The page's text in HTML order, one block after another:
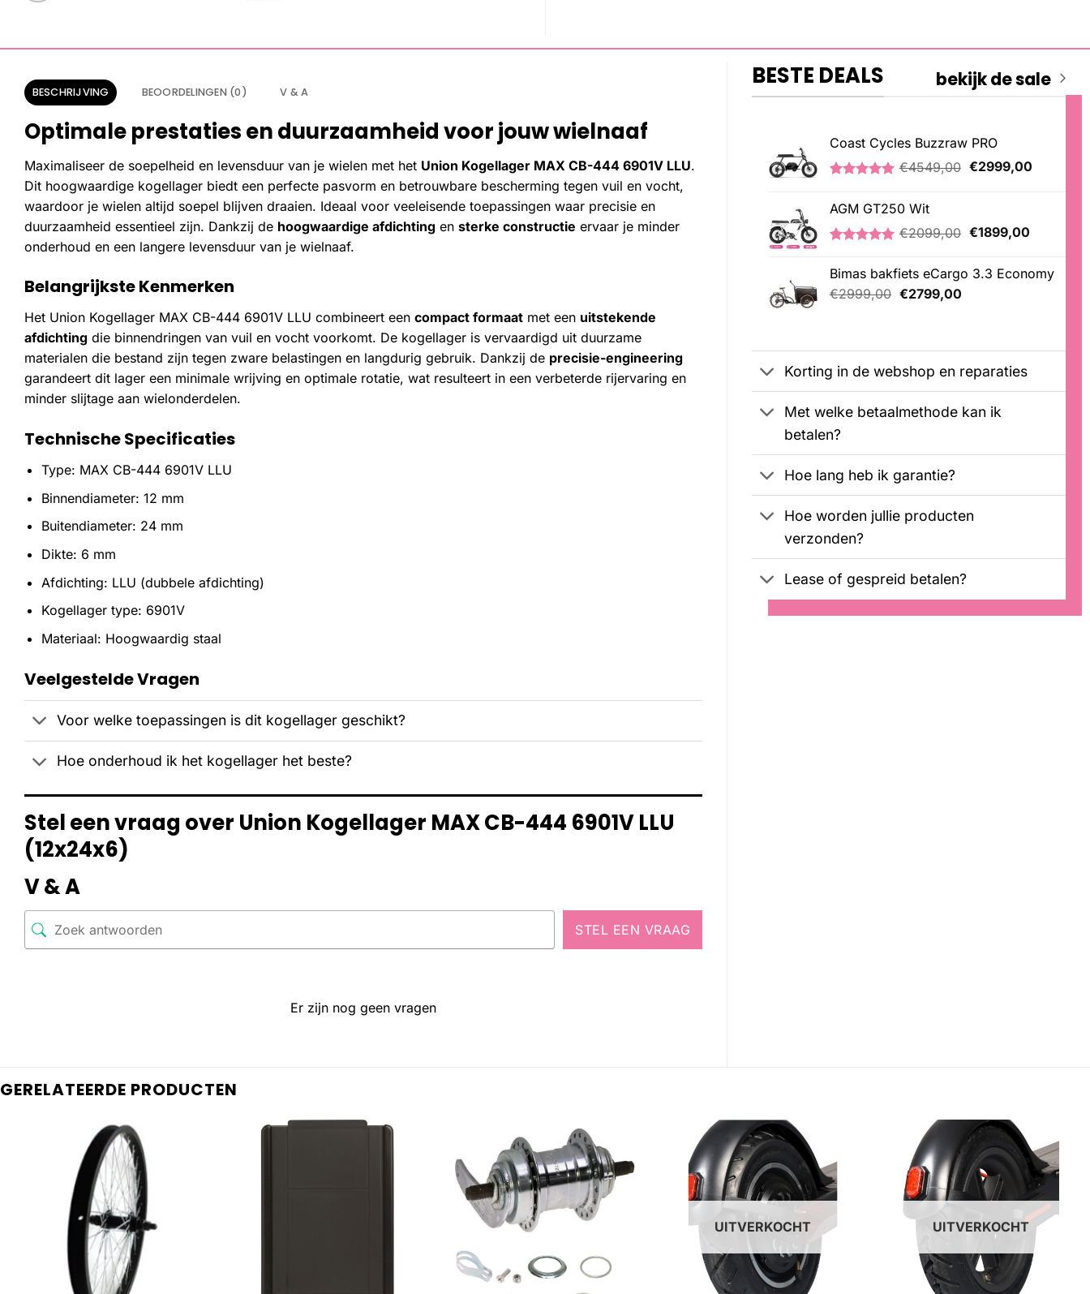
BESCHRIJVING BEOORDELINGEN (0) V & A
Optimale prestaties en duurzaamheid voor jouw wielnaaf
Maximaliseer de soepelheid en levensduur van je wielen met het Union Kogellager MAX CB-444 6901V LLU.
Dit hoogwaardige kogellager biedt een perfecte pasvorm en betrouwbare bescherming tegen vuil en vocht,
waardoor je wielen altijd soepel blijven draaien. Ideaal voor veeleisende toepassingen waar precisie en
duurzaamheid essentieel zijn. Dankzij de hoogwaardige afdichting en sterke constructie ervaar je minder
onderhoud en een langere levensduur van je wielnaaf.
Belangrijkste Kenmerken
Het Union Kogellager MAX CB-444 6901V LLU combineert een compact formaat met een uitstekende
afdichting die binnendringen van vuil en vocht voorkomt. De kogellager is vervaardigd uit duurzame
materialen die bestand zijn tegen zware belastingen en langdurig gebruik. Dankzij de precisie-engineering
garandeert dit lager een minimale wrijving en optimale rotatie, wat resulteert in een verbeterde rijervaring en
minder slijtage aan wielonderdelen.
Technische Specificaties
Type: MAX CB-444 6901V LLU
Binnendiameter: 12 mm
Buitendiameter: 24 mm
Dikte: 6 mm
Afdichting: LLU (dubbele afdichting)
Kogellager type: 6901V
Materiaal: Hoogwaardig staal
Veelgestelde Vragen
Voor welke toepassingen is dit kogellager geschikt?
Hoe onderhoud ik het kogellager het beste?
Stel een vraag over Union Kogellager MAX CB-444 6901V LLU
(12x24x6)
V & A
STEL EEN VRAAG
Er zijn nog geen vragen
BESTE DEALS bekijk de sale
Coast Cycles Buzzraw PRO
5.00 op 5
gebaseerd
op
klantbeoordeling
€4549,00 Oorspronkelijke
€2999,00Huidige
AGM GT250 Wit
5.00
op 5
gebaseerd
op
klantbeoordeling
€2099,00 Oorspronkelijke
€2099,00.
€1899,00Huidige
Bimas bakfiets eCargo 3.3 Economy
€2999,00 Oorspronkelijke
€2799,00Huidige
Korting in de webshop en reparaties
Met welke betaalmethode kan ik
betalen?
Hoe lang heb ik garantie?
Hoe worden jullie producten
verzonden?
Lease of gespreid betalen?
GERELATEERDE PRODUCTEN
UITVERKOCHT UITVERKOCHT